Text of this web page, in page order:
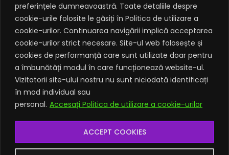
preferințele dumneavoastră. Toate detaliile despre
cookie-urile folosite le găsiți în Politica de utilizare a
cookie-urilor. Continuarea navigării implică acceptarea
cookie-urilor strict necesare. Site-ul web folosește și
cookies de performanță care sunt utilizate doar pentru
a îmbunătăți modul în care funcționează website-ul.
Vizitatorii site-ului nostru nu sunt niciodată identificați
în mod individual sau
personal. Accesați Politica de utilizare a cookie-urilor
ACCEPT COOKIES
Approval of the vice-rectors. We congratulate the
vice-rector team, and we are confident that we will
continue the efficient collaboration as in the previous
term. The vice-rector responsible for student relations
is Prof. Dr. Dan Tudor Lazăr.
All decisions can be found here:
https://senat.ubbcluj.ro/sedinta-senat-18-martie-
2024/